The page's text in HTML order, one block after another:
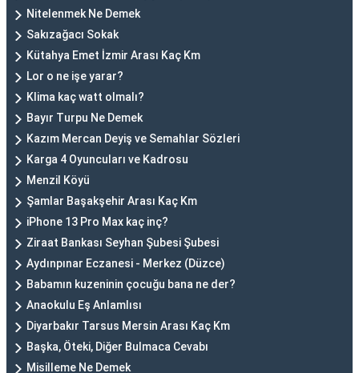
Nitelenmek Ne Demek
Sakızağacı Sokak
Kütahya Emet İzmir Arası Kaç Km
Lor o ne işe yarar?
Klima kaç watt olmalı?
Bayır Turpu Ne Demek
Kazım Mercan Deyiş ve Semahlar Sözleri
Karga 4 Oyuncuları ve Kadrosu
Menzil Köyü
Şamlar Başakşehir Arası Kaç Km
iPhone 13 Pro Max kaç inç?
Ziraat Bankası Seyhan Şubesi Şubesi
Aydınpınar Eczanesi - Merkez (Düzce)
Babamın kuzeninin çocuğu bana ne der?
Anaokulu Eş Anlamlısı
Diyarbakır Tarsus Mersin Arası Kaç Km
Başka, Öteki, Diğer Bulmaca Cevabı
Misilleme Ne Demek